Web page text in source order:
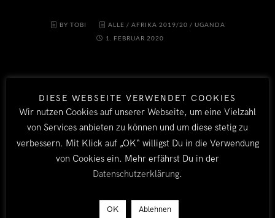
BY TOBI ALLE / AFRIKA 2019/20 / UGANDA
1. FEBRUAR 2020
LÄNDER
DIESE WEBSEITE VERWENDET COOKIES
Wir nutzen Cookies auf unserer Webseite, um eine Vielzahl
von Services anbieten zu können und um diese stetig zu
verbessern. Mit Klick auf „OK“ willigst Du in die Verwendung
von Cookies ein. Mehr erfährst Du in der
Datenschutzerklärung.
OK Ablehnen